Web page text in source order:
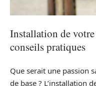
Installation de
conseils pratiques
Que serait une passion
de base ? L’installation